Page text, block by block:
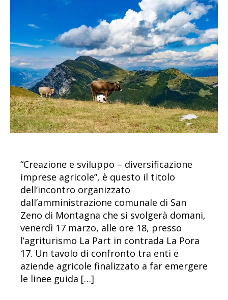
“Creazione e sviluppo – diversificazione
imprese agricole”, è questo il titolo
dell’incontro organizzato
dall’amministrazione comunale di San
Zeno di Montagna che si svolgerà domani,
venerdì 17 marzo, alle ore 18, presso
l’agriturismo La Part in contrada La Pora
17. Un tavolo di confronto tra enti e
aziende agricole finalizzato a far emergere
le linee guida […]